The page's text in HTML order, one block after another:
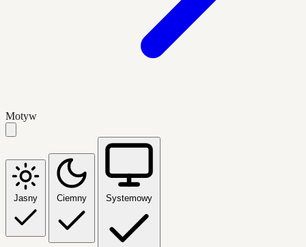
Motyw
Jasny Ciemny Systemowy